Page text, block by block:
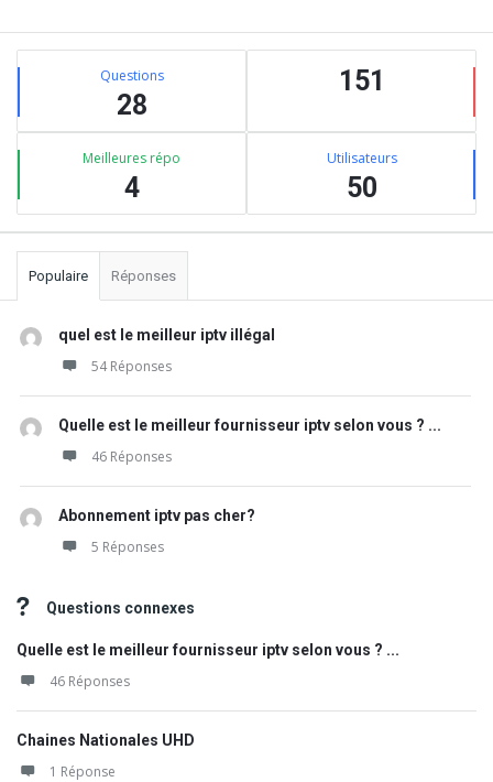
Barre
latérale
Stats Questions
28
151
Meilleures répo
4
Utilisateurs
50
Populaire Réponses
quel est le meilleur iptv illégal
54 Réponses
Quelle est le meilleur fournisseur iptv selon vous ? ...
46 Réponses
Abonnement iptv pas cher?
5 Réponses
Questions connexes
Quelle est le meilleur fournisseur iptv selon vous ? ...
46 Réponses
Chaines Nationales UHD
1 Réponse